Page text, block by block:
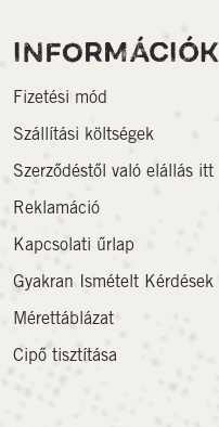
INFORMÁCIÓK
Fizetési mód
Szállítási költségek
Szerződéstől való elállás itt
Reklamáció
Kapcsolati űrlap
Gyakran Ismételt Kérdések
Mérettáblázat
Cipő tisztítása